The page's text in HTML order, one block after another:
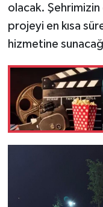
olacak.
projeyi en kısa
hizmetine